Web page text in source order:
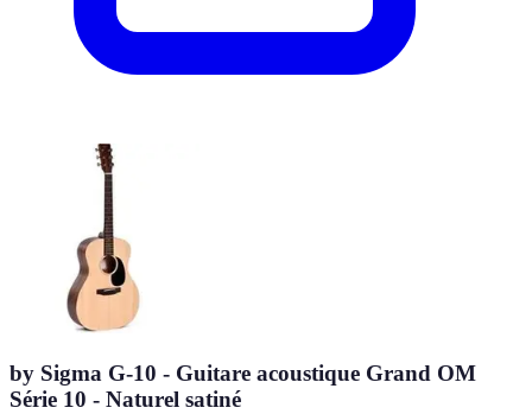
by Sigma G-10 - Guitare acoustique Grand OM
Série 10 - Naturel satiné